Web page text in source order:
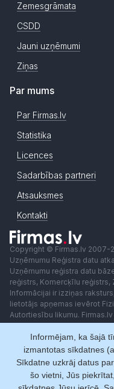
Zemesgrāmata
CSDD
Jauni uzņēmumi
Ziņas
Par mums
Par Firmas.lv
Statistika
Licences
Sadarbības partneri
Atsauksmes
Kontakti
Copyright © Firmas.lv 2007-
Uzņēmumu Reģistra datu
Uzņēmumu reģistra datu
reģistrs, Komercķīlu reģistrs,
Informācijai ir izziņas
lietotājs apņemas ievērot
Autortiesību likumu.
lēmumiem, kas balstīti uz
izmantot jebkādas
piekļuvei sistēmai bez
redaktore: Ingūna Pempere.
Lietošanas noteikumi
Informējam, ka šajā
izmantotas sīkdatnes
Sīkdatne uzkrāj datus
šo vietni, Jūs